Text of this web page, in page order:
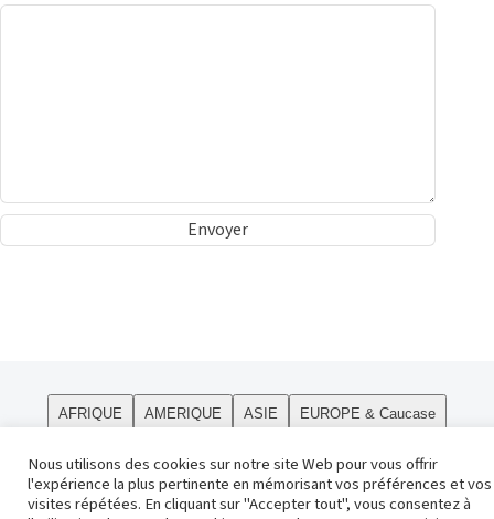
AFRIQUE AMERIQUE ASIE EUROPE & Caucase
Contact
Nous utilisons des cookies sur notre site Web pour vous offrir
l'expérience la plus pertinente en mémorisant vos préférences et vos
visites répétées. En cliquant sur "Accepter tout", vous consentez à